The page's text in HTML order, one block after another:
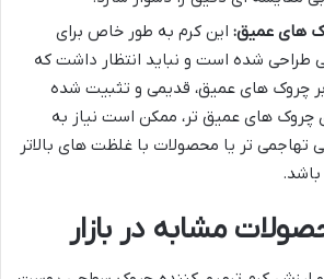
های عمیق: این کرم به طور خاص برای
شده است و نباید انتظار داشت که
چروک های عمیق، قدیمی و تثبیت شده
چروک های عمیق تر، ممکن است نیاز به
تهاجمی تر یا محصولات با غلظت های بالاتر
مشابه در بازار